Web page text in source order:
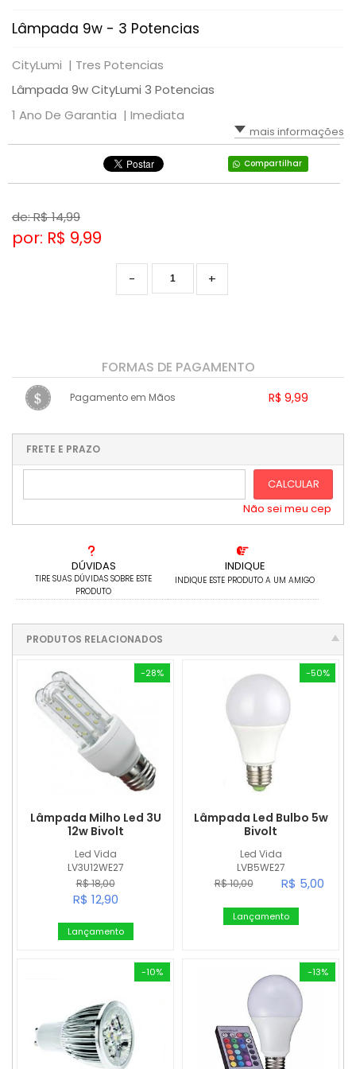
Lâmpada 9w - 3 Potencias
CityLumi | Tres Potencias
Lâmpada 9w CityLumi 3 Potencias
1 Ano De Garantia | Imediata
mais informações
Compartilhar
DÚVIDAS
TIRE SUAS DÚVIDAS SOBRE ESTE
PRODUTO
INDIQUE
INDIQUE ESTE PRODUTO A UM AMIGO
de: R$14,99
por: R$ 9,99
+
-
FORMAS DE PAGAMENTO
Pagamento em Mãos R$ 9,99
...
....
FRETE E PRAZO
CALCULAR
Não sei meu cep
PRODUTOS RELACIONADOS
-28%
Led Vida
LV3U12WE27
Lâmpada Milho Led 3U
12w Bivolt
R$ 18,00
R$ 12,90
Lançamento
-50%
Led Vida
LVB5WE27
Lâmpada Led Bulbo 5w
Bivolt
R$ 10,00 R$ 5,00
Lançamento
-10% -13%